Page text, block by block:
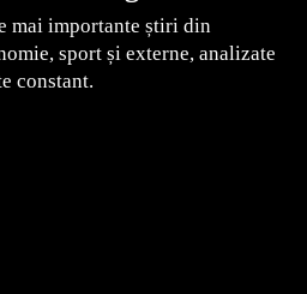
mai importante știri din
sport și externe, analizate
constant.